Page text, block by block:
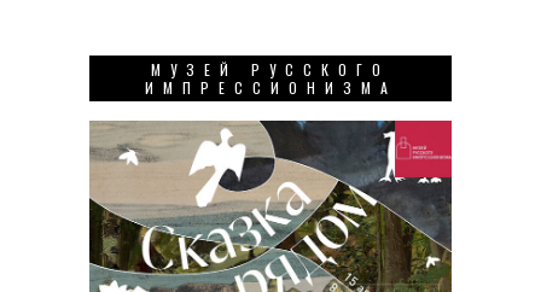
МУЗЕЙ РУССКОГО
ИМПРЕССИОНИЗМА